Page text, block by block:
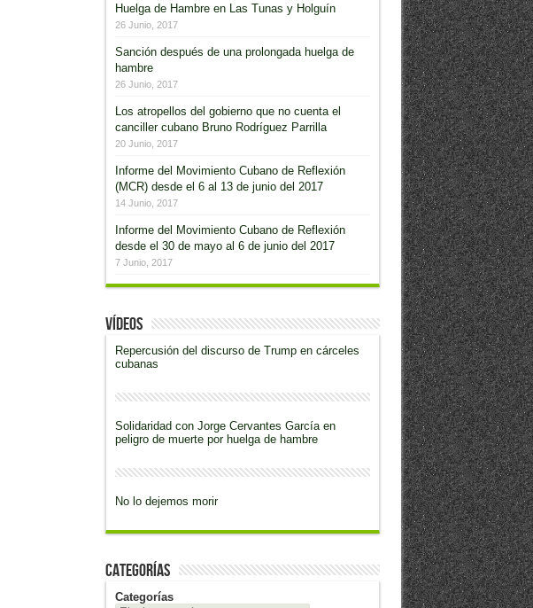
Huelga de Hambre en Las Tunas y Holguín
26 Junio, 2017
Sanción después de una prolongada huelga de
hambre
26 Junio, 2017
Los atropellos del gobierno que no cuenta el
canciller cubano Bruno Rodríguez Parrilla
20 Junio, 2017
Informe del Movimiento Cubano de Reflexión
(MCR) desde el 6 al 13 de junio del 2017
14 Junio, 2017
Informe del Movimiento Cubano de Reflexión
desde el 30 de mayo al 6 de junio del 2017
7 Junio, 2017
Vídeos
Repercusión del discurso de Trump en cárceles
cubanas
Solidaridad con Jorge Cervantes García en
peligro de muerte por huelga de hambre
No lo dejemos morir
Categorías
Categorías